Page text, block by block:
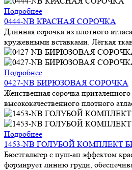
Подробнее
0444-NB КРАСНАЯ СОРОЧКА
Длинная сорочка из плотного
кружевными вставками. Лёгкая
Подробнее
0427-NB БИРЮЗОВАЯ СОРОЧКА
Женственная сорочка
высококачественного плотного
Подробнее
1453-NB ГОЛУБОЙ КОМПЛЕКТ
Бюстгальтер с пуш-ап эффектом
формирует линию груди,